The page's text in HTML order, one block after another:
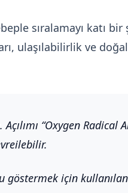
sıralamayı katı bir
ulaşılabilirlik ve
“Oxygen Radical
göstermek için